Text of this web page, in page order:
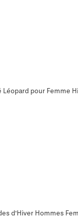
pour Femme
d'Hiver Hommes